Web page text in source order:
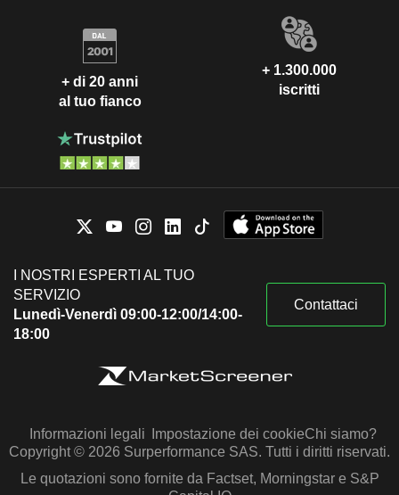
+ di 20 anni
al tuo fianco
+ 1.300.000
iscritti
I NOSTRI ESPERTI AL TUO
SERVIZIO
Lunedì-Venerdì 09:00-12:00/14:00-
18:00
Contattaci
Informazioni legali Impostazione dei cookieChi siamo?
Copyright © 2026 Surperformance SAS. Tutti i diritti riservati.
Le quotazioni sono fornite da Factset, Morningstar e S&P